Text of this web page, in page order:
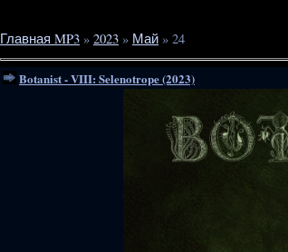
Главная MP3 » 2023 » Май » 24
Botanist - VIII: Selenotrope (2023)